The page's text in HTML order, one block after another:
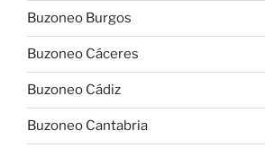
Buzoneo Burgos
Buzoneo Cáceres
Buzoneo Cádiz
Buzoneo Cantabria